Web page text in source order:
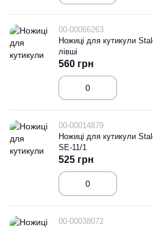
00-00066263
Ножиці для кутикули
лівші
560 грн
00-00014879
Ножиці для кутикули
SE-11/1
525 грн
00-00038072